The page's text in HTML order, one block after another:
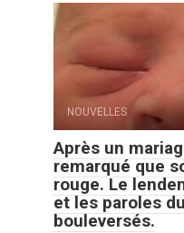
NOUVELLES
Après un
remarqué que
rouge. Le
et les paroles
bouleversés.